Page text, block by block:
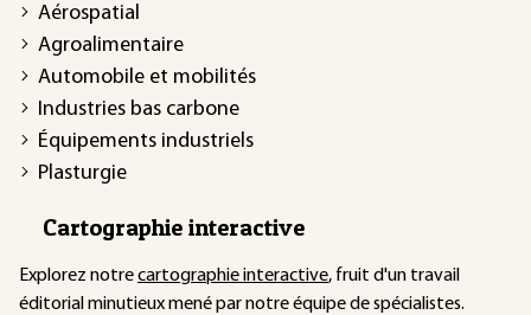
Aérospatial
Agroalimentaire
Automobile et mobilités
Industries bas carbone
Équipements industriels
Plasturgie
Cartographie interactive
Explorez notrecartographie interactive, fruit d'un travail
éditorial minutieux mené par notre équipe de spécialistes.